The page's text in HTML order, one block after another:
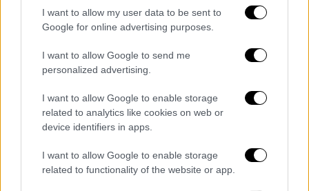
I want to allow my user data to be sent to
Google for online advertising purposes.
I want to allow Google to send me
personalized advertising.
I want to allow Google to enable storage
related to analytics like cookies on web or
device identifiers in apps.
I want to allow Google to enable storage
related to functionality of the website or app.
Κόσμος|27.03.2026 20:21
Μην πανικοβάλλεστε: Οι πέντε τρόποι
για να σταματήσετε τα παιδιά σας από
το ατελείωτο σκρολάρισμα